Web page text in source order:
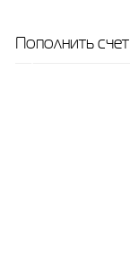
Пополнить счет